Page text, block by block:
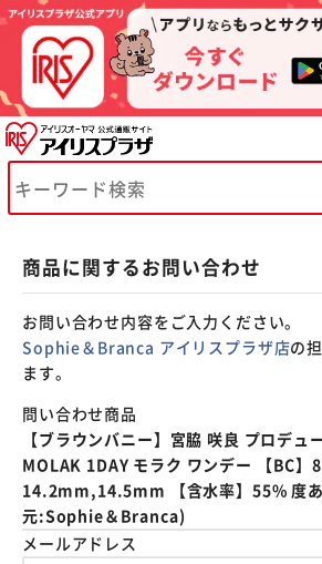
商品に関するお問い合わせ
お問い合わせ内容をご入力ください。
Sophie＆Branca アイリスプラザ店の
ます。
問い合わせ商品
【ブラウンバニー】宮脇 咲良 プロデュ
MOLAK 1DAY モラク ワンデー 【BC】
14.2mm,14.5mm 【含水率】55% 度
元:Sophie＆Branca)
メールアドレス
※ご確認ください
カートに入れる